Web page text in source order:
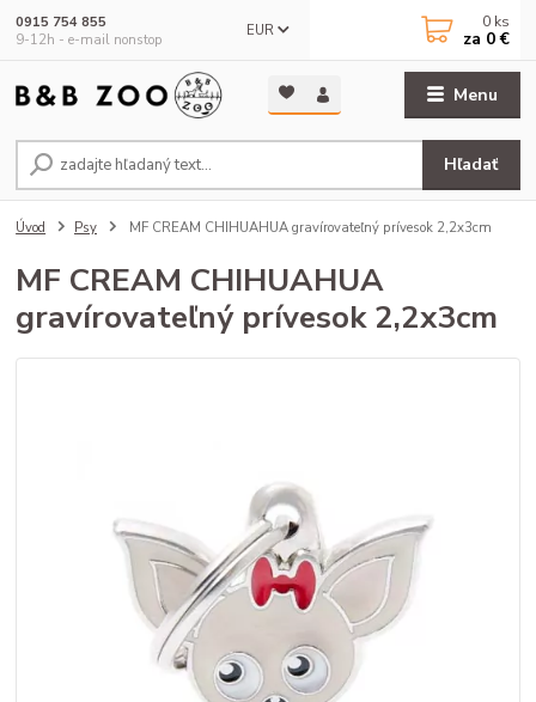
Menu
EUR
Hľadať
0915 754 855
9-12h - e-mail nonstop
0 ks
za 0 €
Úvod Psy MF CREAM CHIHUAHUA gravírovateľný prívesok 2,2x3cm
MF CREAM CHIHUAHUA
gravírovateľný prívesok 2,2x3cm